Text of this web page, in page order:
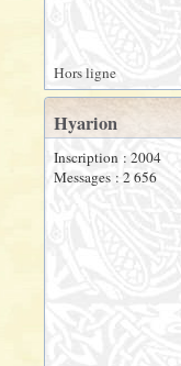
Hors ligne
Hyarion
Inscription : 2004
Messages : 2 656